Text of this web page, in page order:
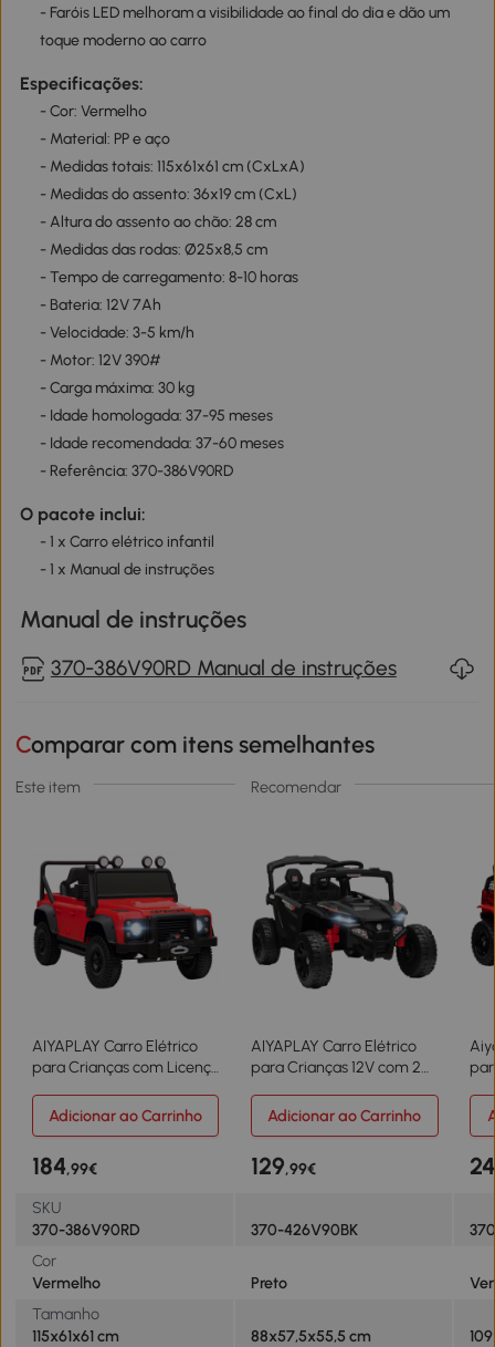
- Faróis LED melhoram a visibilidade ao final do dia e dão um
toque moderno ao carro
Especificações:
- Cor: Vermelho
- Material: PP e aço
- Medidas totais: 115x61x61 cm (CxLxA)
- Medidas do assento: 36x19 cm (CxL)
- Altura do assento ao chão: 28 cm
- Medidas das rodas: Ø25x8,5 cm
- Tempo de carregamento: 8-10 horas
- Bateria: 12V 7Ah
- Velocidade: 3-5 km/h
- Motor: 12V 390#
- Carga máxima: 30 kg
- Idade homologada: 37-95 meses
- Idade recomendada: 37-60 meses
- Referência: 370-386V90RD
O pacote inclui:
- 1 x Carro elétrico infantil
- 1 x Manual de instruções
Manual de instruções
370-386V90RD Manual de instruções
Comparar com itens semelhantes
Este item Recomendar
AIYAPLAY Carro Elétrico
para Crianças com Licença
Remoto Sistema de
Suspensão USB MP3
115x61x61 cm Vermelho
AIYAPLAY Carro Elétrico
para Crianças 12V com 2
Traseira Faróis e Música
88x57,5x55,5 cm Preto
Adicionar ao Carrinho Adicionar ao Carrinho
184,99€ 129,99€
SKU
370-386V90RD
370-426V90BK
Cor
Vermelho
Preto
Tamanho
115x61x61 cm
88x57,5x55,5 cm